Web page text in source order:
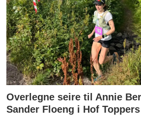
Overlegne seire til Annie
Sander Floeng i Hof